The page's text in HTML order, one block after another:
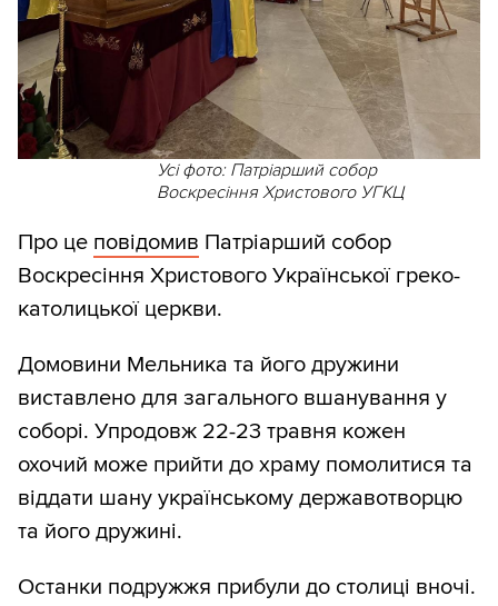
Усі фото: Патріарший собор
Воскресіння Христового УГКЦ
Про це повідомив Патріарший собор
Воскресіння Христового Української греко-
католицької церкви.
Домовини Мельника та його дружини
виставлено для загального вшанування у
соборі. Упродовж 22-23 травня кожен
охочий може прийти до храму помолитися та
віддати шану українському державотворцю
та його дружині.
Останки подружжя прибули до столиці вночі.